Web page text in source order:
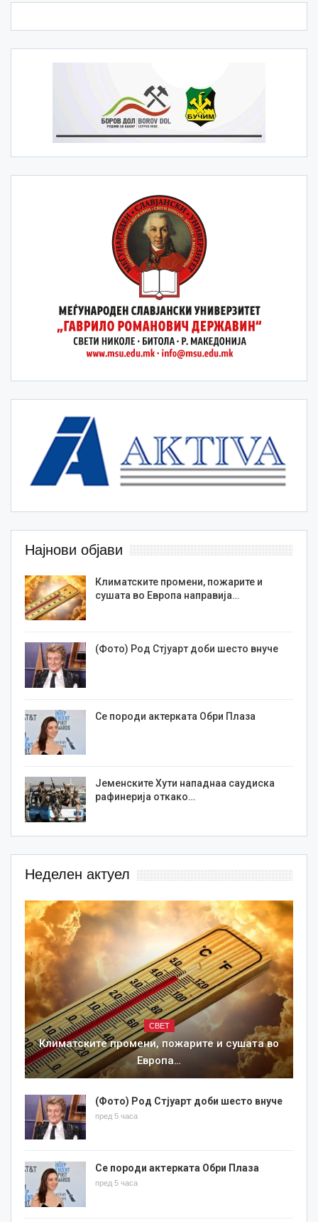
Најнови објави
Климатските промени, пожарите и
сушата во Европа направија…
(Фото) Род Стјуарт доби шесто внуче
Се породи актерката Обри Плаза
Јеменските Хути нападнаа саудиска
рафинерија откако…
Неделен актуел
СВЕТ
Климатските промени, пожарите и сушата во
Европа…
(Фото) Род Стјуарт доби шесто внуче
пред 5 часа
Се породи актерката Обри Плаза
пред 5 часа